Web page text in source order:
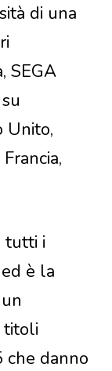
di una
SEGA
Unito,
tutti i
è la
titoli
che danno